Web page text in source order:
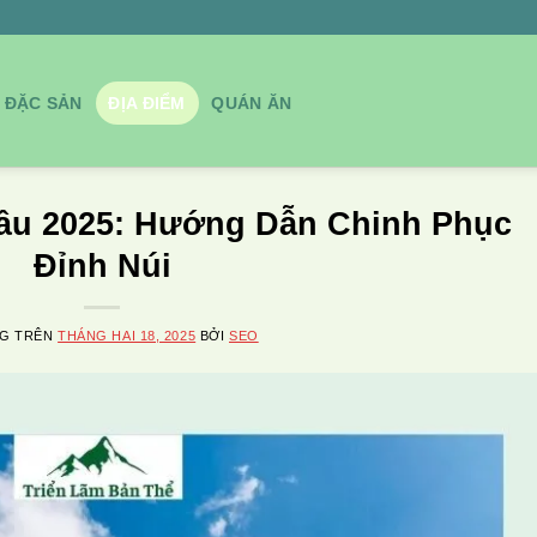
ĐẶC SẢN ĐỊA ĐIỂM QUÁN ĂN
2025: Hướng Dẫn Chinh Phục
Đỉnh Núi
TRÊNTHÁNG HAI 18, 2025 BỞI SEO